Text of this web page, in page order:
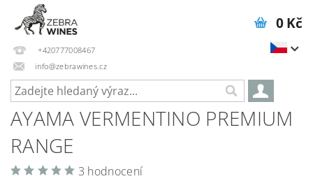
+420777008467
info@zebrawines.cz
0 Kč
AYAMA VERMENTINO PREMIUM
RANGE
3 hodnocení